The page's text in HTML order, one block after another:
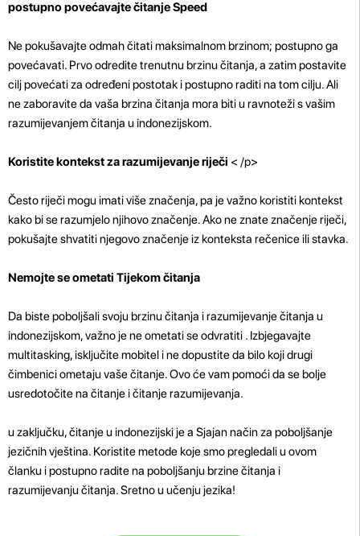
postupno povećavajte čitanje Speed ​​
Ne pokušavajte odmah čitati maksimalnom brzinom; postupno ga
povećavati. Prvo odredite trenutnu brzinu čitanja, a zatim postavite
cilj povećati za određeni postotak i postupno raditi na tom cilju. Ali
ne zaboravite da vaša brzina čitanja mora biti u ravnoteži s vašim
razumijevanjem čitanja u indonezijskom.
Koristite kontekst za razumijevanje riječi < /p>
Često riječi mogu imati više značenja, pa je važno koristiti kontekst
kako bi se razumjelo njihovo značenje. Ako ne znate značenje riječi,
pokušajte shvatiti njegovo značenje iz konteksta rečenice ili stavka.
Nemojte se ometati Tijekom čitanja
Da biste poboljšali svoju brzinu čitanja i razumijevanje čitanja u
indonezijskom, važno je ne ometati se odvratiti . Izbjegavajte
multitasking, isključite mobitel i ne dopustite da bilo koji drugi
čimbenici ometaju vaše čitanje. Ovo će vam pomoći da se bolje
usredotočite na čitanje i čitanje razumijevanja.
u zaključku, čitanje u indonezijski je a Sjajan način za poboljšanje
jezičnih vještina. Koristite metode koje smo pregledali u ovom
članku i postupno radite na poboljšanju brzine čitanja i
razumijevanju čitanja. Sretno u učenju jezika!